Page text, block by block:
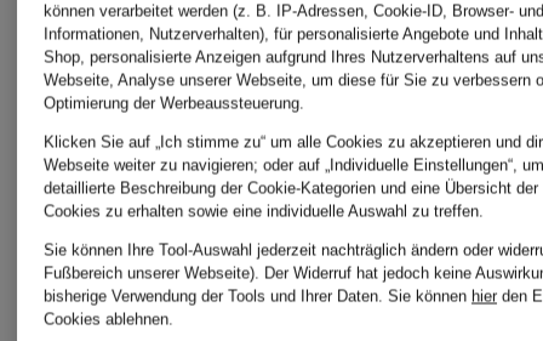
Neu
EA7
können verarbeitet werden (z. B. IP-Adressen, Cookie-ID, Browser-
Informationen, Nutzerverhalten), für personalisierte Angebote und
Shop, personalisierte Anzeigen aufgrund Ihres Nutzerverhaltens auf
Webseite, Analyse unserer Webseite, um diese für Sie zu verbessern
Optimierung der Werbeaussteuerung.
Klicken Sie auf „Ich stimme zu“ um alle Cookies zu akzeptieren und
Webseite weiter zu navigieren; oder auf „Individuelle Einstellungen“,
detaillierte Beschreibung der Cookie-Kategorien und eine Übersicht
Cookies zu erhalten sowie eine individuelle Auswahl zu treffen.
Sie können Ihre Tool-Auswahl jederzeit nachträglich ändern oder
Fußbereich unserer Webseite). Der Widerruf hat jedoch keine
bisherige Verwendung der Tools und Ihrer Daten. Sie können hier den
Cookies ablehnen.